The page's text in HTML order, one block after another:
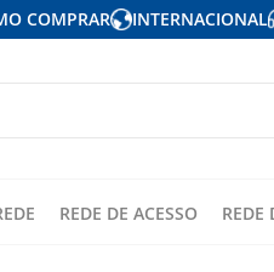
COMPRAR INTERNACIONAL
REDE DE ACESSO REDE